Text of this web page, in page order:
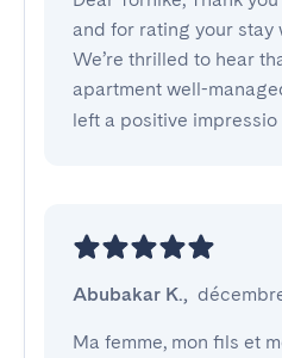
and for rating your stay
We’re thrilled to hear
apartment well-
left a positive impressio
Abubakar K.,
Ma femme, mon fils et